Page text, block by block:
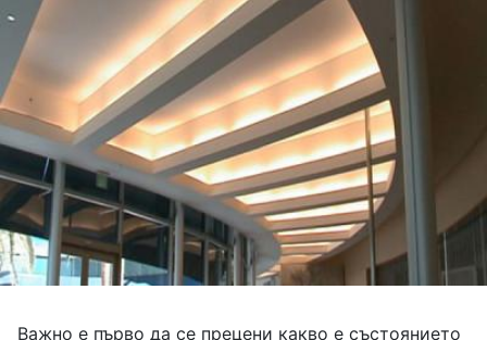
Важно е първо да се прецени какво е състоянието